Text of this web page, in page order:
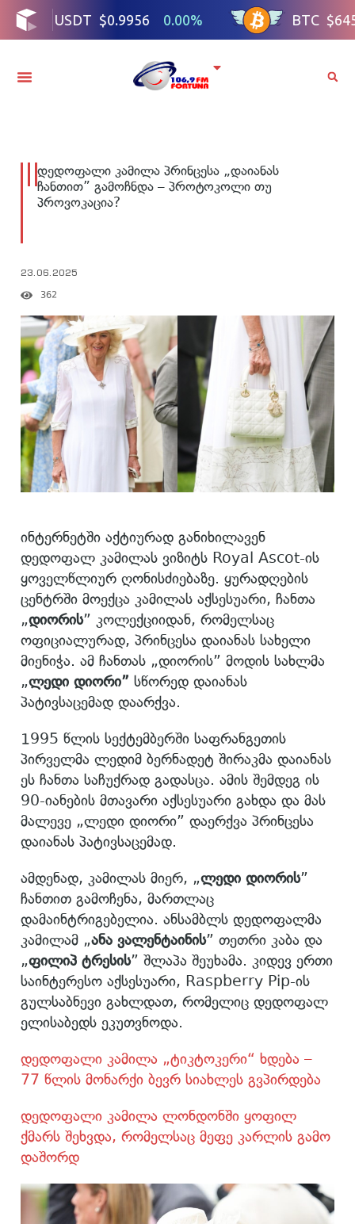
დედოფალი კამილა პრინცესა „დაიანას
ჩანთით” გამოჩნდა – პროტოკოლი თუ
პროვოკაცია?
23.06.2025
362
ინტერნეტში აქტიურად განიხილავენ
დედოფალ კამილას ვიზიტს Royal Ascot-ის
ყოველწლიურ ღონისძიებაზე. ყურადღების
ცენტრში მოექცა კამილას აქსესუარი, ჩანთა
„დიორის” კოლექციიდან, რომელსაც
ოფიციალურად, პრინცესა დაიანას სახელი
მიენიჭა. ამ ჩანთას „დიორის” მოდის სახლმა
„ლედი დიორი” სწორედ დაიანას
პატივსაცემად დაარქვა.
1995 წლის სექტემბერში საფრანგეთის
პირველმა ლედიმ ბერნადეტ შირაკმა დაიანას
ეს ჩანთა საჩუქრად გადასცა. ამის შემდეგ ის
90-იანების მთავარი აქსესუარი გახდა და მას
მალევე „ლედი დიორი” დაერქვა პრინცესა
დაიანას პატივსაცემად.
ამდენად, კამილას მიერ, „ლედი დიორის”
ჩანთით გამოჩენა, მართლაც
დამაინტრიგებელია. ანსამბლს დედოფალმა
კამილამ „ანა ვალენტაინის” თეთრი კაბა და
„ფილიპ ტრესის” შლაპა შეუხამა. კიდევ ერთი
საინტერესო აქსესუარი, Raspberry Pip-ის
გულსაბნევი გახლდათ, რომელიც დედოფალ
ელისაბედს ეკუთვნოდა.
დედოფალი კამილა „ტიკტოკერი“ ხდება –
77 წლის მონარქი ბევრ სიახლეს გვპირდება
დედოფალი კამილა ლონდონში ყოფილ
ქმარს შეხვდა, რომელსაც მეფე კარლის გამო
დაშორდ